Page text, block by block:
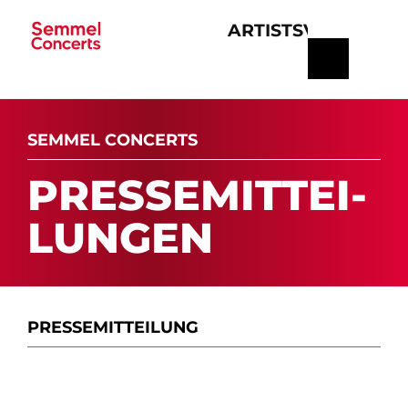
ARTISTS
SEMMEL CONCERTS
PRES­SE­MIT­TEI­
LUN­GEN
PRESSE­MITTEILUNG